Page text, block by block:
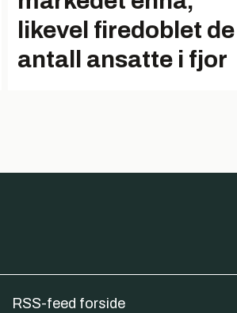
likevel firedoblet de
antall ansatte i fjor
RSS-feed forside